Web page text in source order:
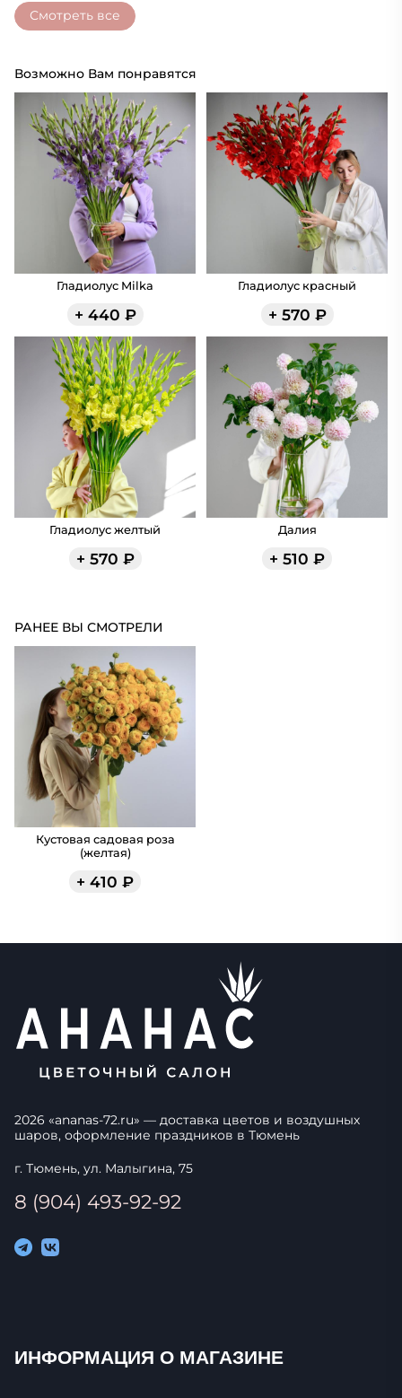
Смотреть все
Возможно Вам понравятся
Гладиолус Milka
+ 440 ₽
Гладиолус красный
+ 570 ₽
Гладиолус желтый
+ 570 ₽
Далия
+ 510 ₽
РАНЕЕ ВЫ СМОТРЕЛИ
Кустовая садовая роза
(желтая)
+ 410 ₽
2026 «ananas-72.ru» — доставка цветов и воздушных
шаров, оформление праздников в Тюмень
г. Тюмень, ул. Малыгина, 75
8 (904) 493-92-92
ИНФОРМАЦИЯ О МАГАЗИНЕ